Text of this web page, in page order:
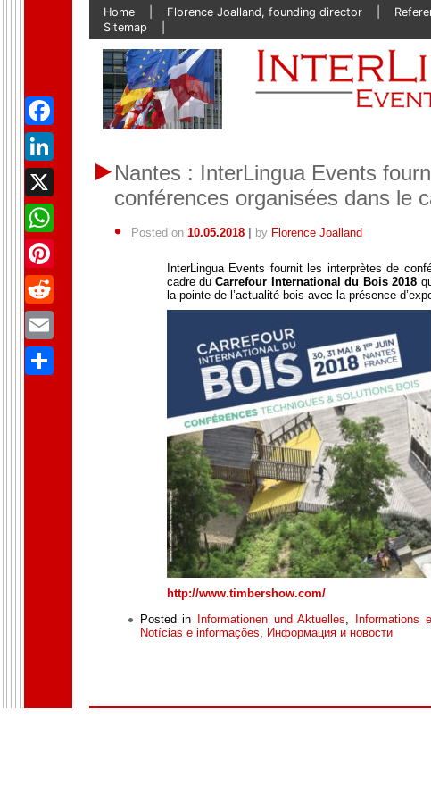
Home Florence Joalland, founding director
Sitemap
Nantes : InterLingua Events
conférences organisées dans le
Posted on 10.05.2018| by Florence Joalland
InterLingua Events fournit les interprètes de
cadre duCarrefour International du Bois 2018
la pointe de l’actualité bois avec la présence
http://www.timbershow.com/
Posted in
Informationen und Aktuelles, Informations
Notícias e informações, Информация и новости
Facebook
LinkedIn
X
WhatsApp
Pinterest
Reddit
Email